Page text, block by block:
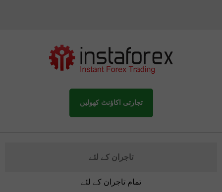
تجارتی اکاؤنٹ کھولیں
تاجران کے لئے
تمام تاجران کے لئے